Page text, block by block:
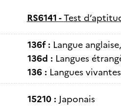
RS6141 -Test
136f : Langue
136d : Langues
136 : Langues
15210 : Japonais